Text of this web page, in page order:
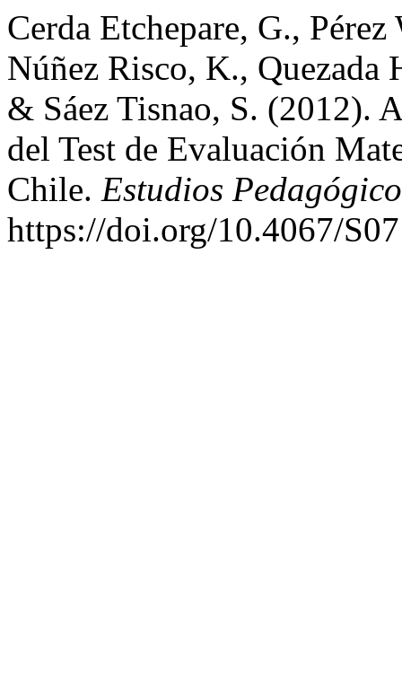
Cerda Etchepare, G.,
Núñez Risco, K., Quezada
& Sáez Tisnao, S. (2012).
del Test de Evaluación
Chile. Estudios
https://doi.org/10.4067/